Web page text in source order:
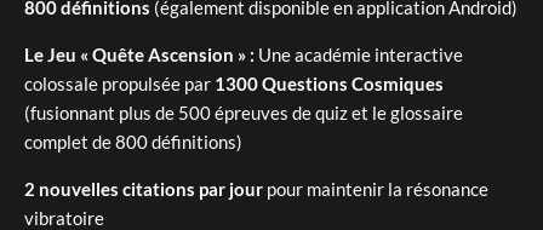
800 définitions (également disponible en application Android)
Le Jeu « Quête Ascension » : Une académie interactive
colossale propulsée par 1300 Questions Cosmiques
(fusionnant plus de 500 épreuves de quiz et le glossaire
complet de 800 définitions)
2 nouvelles citations par jour pour maintenir la résonance
vibratoire